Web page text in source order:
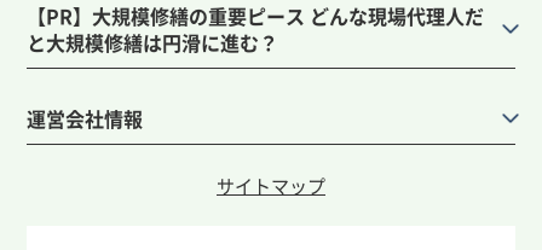
【PR】大規模修繕の重要ピース どんな現場代理人だ
と大規模修繕は円滑に進む？
運営会社情報
サイトマップ